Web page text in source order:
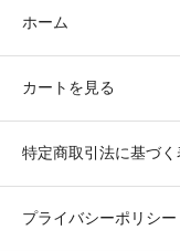
ホーム
カートを見る
特定商取引法に基づく
プライバシーポリシー